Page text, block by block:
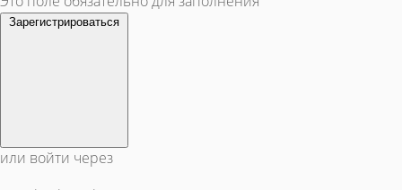
Зарегистрироваться
или войти через